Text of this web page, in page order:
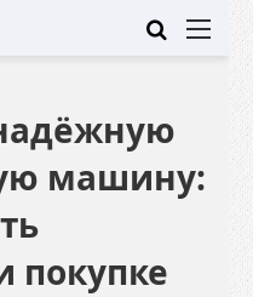
Искать
машину:
покупке